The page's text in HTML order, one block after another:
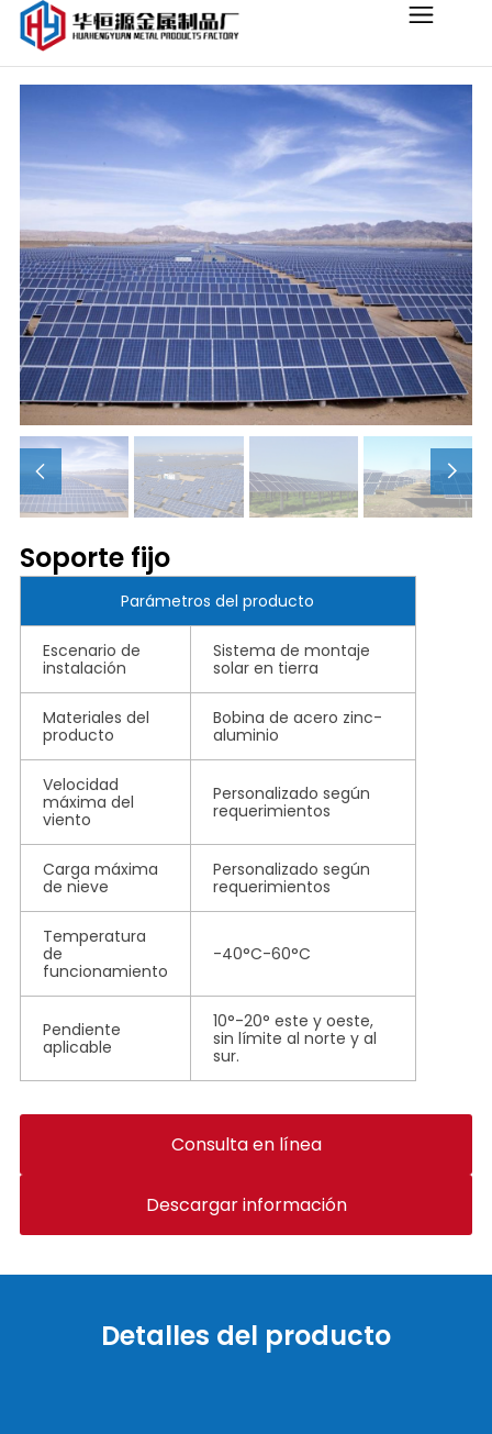
Soporte fijo
Parámetros del producto
Escenario de
instalación
Sistema de montaje
solar en tierra
Materiales del
producto
Bobina de acero zinc-
aluminio
Velocidad
máxima del
viento
Personalizado según
requerimientos
Carga máxima
de nieve
Personalizado según
requerimientos
Temperatura
de
funcionamiento
-40°C-60°C
Pendiente
aplicable
10°-20° este y oeste,
sin límite al norte y al
sur.
Consulta en línea
Descargar información
Detalles del producto